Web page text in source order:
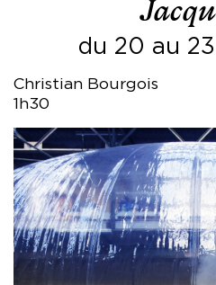
du 20 au
Christian Bourgois
1h30